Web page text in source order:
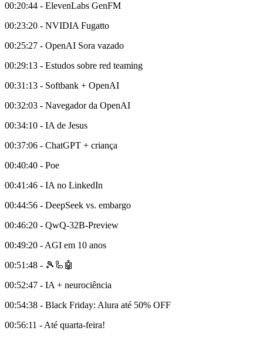
00:20:44 - ElevenLabs GenFM
00:23:20 - NVIDIA Fugatto
00:25:27 - OpenAI Sora vazado
00:29:13 - Estudos sobre red teaming
00:31:13 - Softbank + OpenAI
00:32:03 - Navegador da OpenAI
00:34:10 - IA de Jesus
00:37:06 - ChatGPT + criança
00:40:40 - Poe
00:41:46 - IA no LinkedIn
00:44:56 - DeepSeek vs. embargo
00:46:20 - QwQ-32B-Preview
00:49:20 - AGI em 10 anos
00:51:48 - 🎾🦾🤖
00:52:47 - IA + neurociência
00:54:38 - Black Friday: Alura até 50% OFF
00:56:11 - Até quarta-feira!